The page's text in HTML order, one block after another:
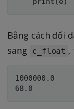
Bằng cách đổi
sang
c_float ,
1000000.0